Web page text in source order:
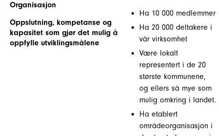
Organisasjon
Oppslutning, kompetanse og
kapasitet som gjør det mulig å
oppfylle utviklingsmålene
Ha 10 000 medlemmer
Ha 20 000 deltakere i
vår virksomhet
Være lokalt
representert i de 20
største kommunene,
og ellers så mye som
mulig omkring i landet.
Ha etablert
områdeorganisasjon i